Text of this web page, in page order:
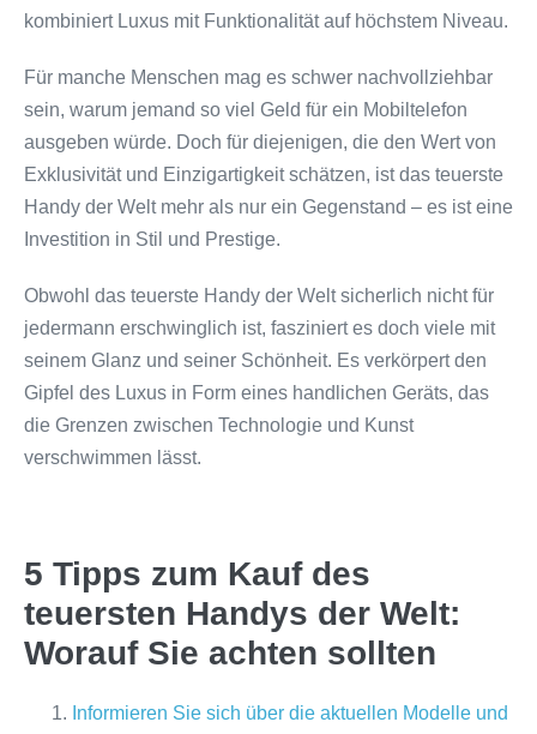
kombiniert Luxus mit Funktionalität auf höchstem Niveau.
Für manche Menschen mag es schwer nachvollziehbar
sein, warum jemand so viel Geld für ein Mobiltelefon
ausgeben würde. Doch für diejenigen, die den Wert von
Exklusivität und Einzigartigkeit schätzen, ist das teuerste
Handy der Welt mehr als nur ein Gegenstand – es ist eine
Investition in Stil und Prestige.
Obwohl das teuerste Handy der Welt sicherlich nicht für
jedermann erschwinglich ist, fasziniert es doch viele mit
seinem Glanz und seiner Schönheit. Es verkörpert den
Gipfel des Luxus in Form eines handlichen Geräts, das
die Grenzen zwischen Technologie und Kunst
verschwimmen lässt.
5 Tipps zum Kauf des
teuersten Handys der Welt:
Worauf Sie achten sollten
Informieren Sie sich über die aktuellen Modelle und